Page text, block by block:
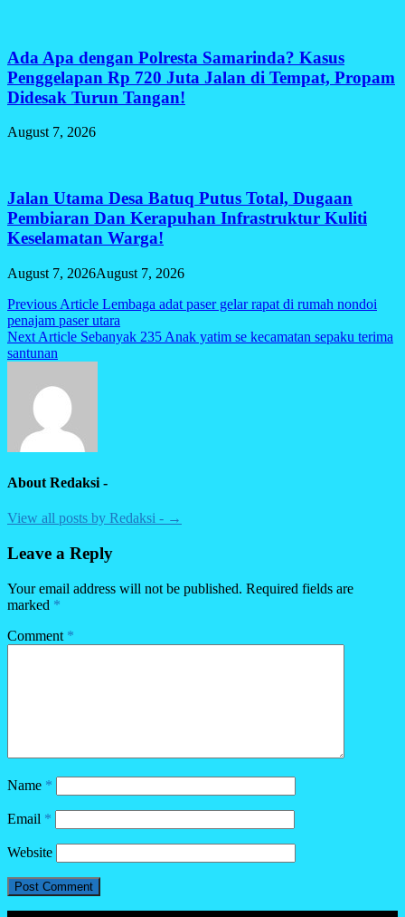
Ada Apa dengan Polresta Samarinda? Kasus
Penggelapan Rp 720 Juta Jalan di Tempat, Propam
Didesak Turun Tangan!
August 7, 2026
Jalan Utama Desa Batuq Putus Total, Dugaan
Pembiaran Dan Kerapuhan Infrastruktur Kuliti
Keselamatan Warga!
August 7, 2026August 7, 2026
Post
navigation
Previous Article Lembaga adat paser gelar rapat di rumah nondoi
penajam paser utara
Next Article Sebanyak 235 Anak yatim se kecamatan sepaku terima
santunan
About Redaksi -
View all posts by Redaksi - →
Leave a Reply
Your email address will not be published. Required fields are
marked *
Comment *
Name *
Email *
Website